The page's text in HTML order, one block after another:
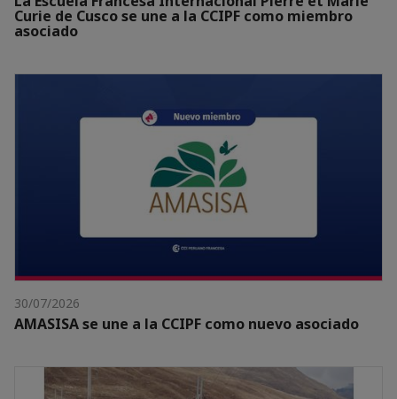
Curie de Cusco se une a la CCIPF como miembro
asociado
30/07/2026
AMASISA se une a la CCIPF como nuevo asociado